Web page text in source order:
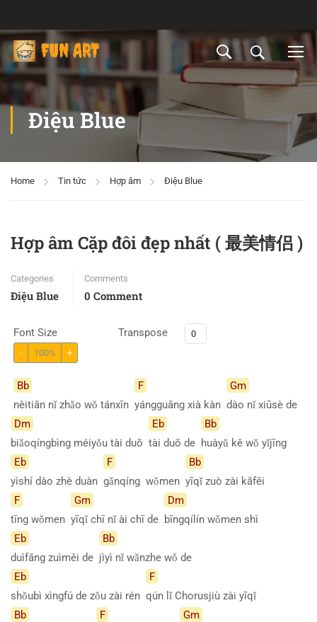
Điệu Blue
Home Tin tức Hợp âm Điệu Blue
Hợp âm Cặp đôi đẹp nhất ( 最美情侣 )
Categories
Điệu Blue
Comments
0 Comment
Font Size
- 100% +
Transpose
Bb
nèitiān nǐ zhǎo wǒ tánxīn
F
yángguāng xià kàn
Gm
dào nǐ xiūsè de
Dm
biǎoqíngbìng méiyǒu tài duō
Eb
tài duō de
Bb
huàyǔ kě wǒ yǐjīng
Eb
yìshí dào zhè duàn
F
gǎnqíng wǒmen
Bb
yīqǐ zuò zài kāfēi
F
tīng wǒmen
Gm
yīqǐ chī nǐ ài chī de
Dm
bīngqílín wǒmen shì
Eb
duìfāng zuìměi de
Bb
jìyì nǐ wǎnzhe wǒ de
Eb
shǒubì xìngfú de zǒu zài rén
F
qún lǐ Chorusjiù zài yīqǐ
Bb
F
Gm